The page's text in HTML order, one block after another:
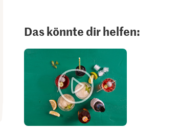
Das könnte dir helfen: